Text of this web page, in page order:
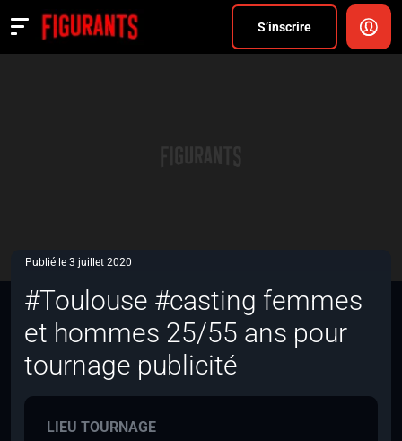
S’inscrire
Actualités
Publié le 3 juillet 2020
#Toulouse #casting femmes
et hommes 25/55 ans pour
tournage publicité
LIEU TOURNAGE